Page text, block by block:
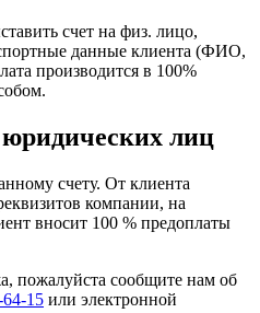
счет на физ. лицо,
данные клиента (ФИО,
производится в 100%
лиц
счету. От клиента
компании, на
вносит 100 % предоплаты
пожалуйста сообщите нам об
15 или электронной